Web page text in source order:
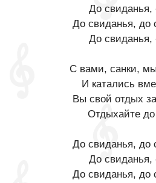
До свиданья,
До свиданья, до
До свиданья,
С вами, санки,
И катались
Вы свой отдых
Отдыхайте
До свиданья, до
До свиданья,
До свиданья, до